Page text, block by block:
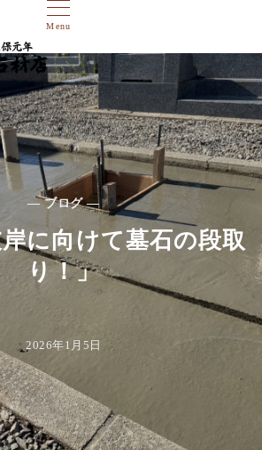
Menu
— ブログ —
岸に向けて墓石の段取
り！」
2026年1月5日